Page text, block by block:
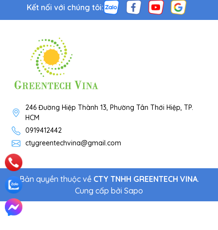
Kết nối với chúng tôi:
246 Đường Hiệp Thành 13, Phường Tân Thới Hiệp, TP.
HCM
0919412442
ctygreentechvina@gmail.com
Bản quyền thuộc về CTY TNHH GREENTECH VINA.
Cung cấp bởi Sapo